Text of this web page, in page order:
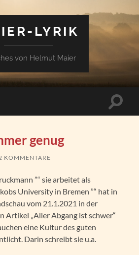
LYRIK
von Helmut Maier
genug
KOMMENTARE
”“ sie arbeitet als
University in Bremen ”“ hat in
vom 21.1.2021 in der
Artikel „Aller Abgang ist schwer“
eine Kultur des guten
Darin schreibt sie u.a.